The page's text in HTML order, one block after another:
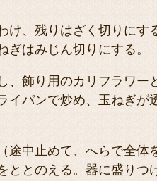
け、残りはざく切りにす
ぎはみじん切りにする。
、飾り用のカリフラワー
イパンで炒め、玉ねぎが
途中止めて、へらで全
ととのえる。器に盛りつ